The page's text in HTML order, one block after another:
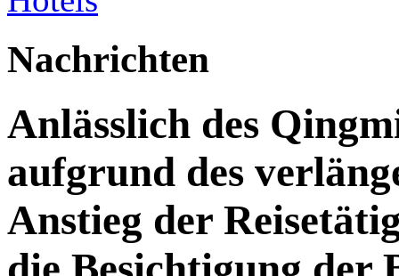
Nachrichten
Anlässlich des
aufgrund des
Anstieg der